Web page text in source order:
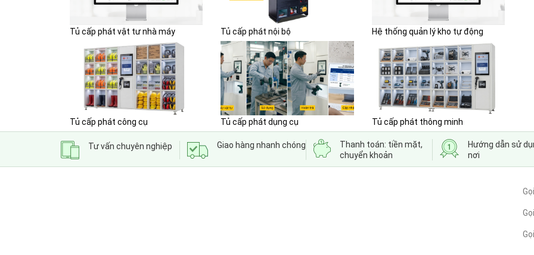
Tủ cấp phát vật tư nhà máy Tủ cấp phát nội bộ Hệ thống quản lý kho tự động
Tủ cấp phát công cụ Tủ cấp phát dụng cụ Tủ cấp phát thông minh
Tư vấn chuyên nghiệp Giao hàng nhanh chóng
Thanh toán: tiền mặt,
chuyển khoản
Hướng dẫn sử
nơi